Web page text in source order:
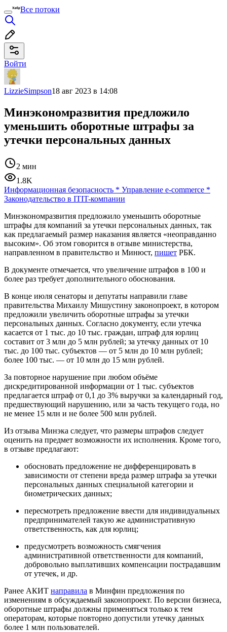
Все потоки
Войти
LizzieSimpson18 авг 2023 в 14:08
Минэкономразвития предложило
уменьшить оборотные штрафы за
утечки персональных данных
2 мин
1.8K
Информационная безопасность * Управление e-commerce *
Законодательство в ITIT-компании
Минэкономразвития предложило уменьшить оборотные
штрафы для компаний за утечки персональных данных, так
как предлагаемый размер наказания является «неоправданно
высоким». Об этом говорится в отзыве министерства,
направленном в правительство и Минюст, пишет РБК.
В документе отмечается, что увеличение штрафов в 100 и
более раз требует дополнительного обоснования.
В конце июля сенаторы и депутаты направили главе
правительства Михаилу Мишустину законопроект, в котором
предложили увеличить оборотные штрафы за утечки
персональных данных. Согласно документу, если утечка
касается от 1 тыс. до 10 тыс. граждан, штраф для юрлиц
составит от 3 млн до 5 млн рублей; за утечку данных от 10
тыс. до 100 тыс. субъектов — от 5 млн до 10 млн рублей;
более 100 тыс. — от 10 млн до 15 млн рублей.
За повторное нарушение при любом объёме
дискредитированной информации от 1 тыс. субъектов
предлагается штраф от 0,1 до 3% выручки за календарный год,
предшествующий нарушению, или за часть текущего года, но
не менее 15 млн и не более 500 млн рублей.
Из отзыва Минэка следует, что размеры штрафов следует
оценить на предмет возможности их исполнения. Кроме того,
в отзыве предлагают:
обосновать предложение не дифференцировать в
зависимости от степени вреда размер штрафа за утечки
персональных данных специальной категории и
биометрических данных;
пересмотреть предложение ввести для индивидуальных
предпринимателей такую же административную
ответственность, как для юрлиц;
предусмотреть возможность смягчения
административной ответственности для компаний,
добровольно выплативших компенсации пострадавшим
от утечек, и др.
Ранее АКИТ направила в Минфин предложения по
изменениям в обсуждаемый законопроект. По версии бизнеса,
оборотные штрафы должны применяться только к тем
операторам, которые повторно допустили утечку данных
более 1 млн пользователей.